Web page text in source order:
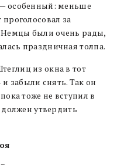
особенный: меньше
за
Немцы были очень рады,
праздничная толпа.
из окна в тот
забыли снять. Так он
тоже не вступил в
должен утвердить